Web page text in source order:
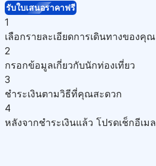
รับใบเสนอราคาฟรี
1
เลือกรายละเอียดการเดินทางของคุณ
2
กรอกข้อมูลเกี่ยวกับนักท่องเที่ยว
3
ชำระเงินตามวิธีที่คุณสะดวก
4
หลังจากชำระเงินแล้ว โปรดเช็กอีเ